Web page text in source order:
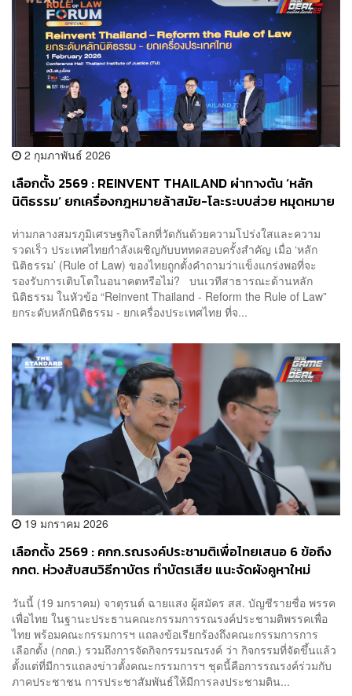
2 กุมภาพันธ์ 2026
เลือกตั้ง 2569 : REINVENT THAILAND ผ่าทางตัน ‘หลัก
นิติธรรม’ ยกเครื่องกฎหมายล้าสมัย-โละระบบส่วย หมุดหมาย
ท่ามกลางสมรภูมิเศรษฐกิจโลกที่วัดกันด้วยความโปร่งใสและความ
รวดเร็ว ประเทศไทยกำลังเผชิญกับบททดสอบครั้งสำคัญ เมื่อ ‘หลัก
นิติธรรม’ (Rule of Law) ของไทยถูกตั้งคำถามว่าแข็งแกร่งพอที่จะ
รองรับการเติบโตในอนาคตหรือไม่? บนเวทีสาธารณะด้านหลัก
นิติธรรม ในหัวข้อ “Reinvent Thailand - Reform the Rule of Law”
ยกระดับหลักนิติธรรม - ยกเครื่องประเทศไทย ที่จ...
19 มกราคม 2026
เลือกตั้ง 2569 : คกก.รณรงค์ประชามติเพื่อไทยเสนอ 6 ข้อถึง
กกต. ห่วงสับสนวิธีกาบัตร ทำบัตรเสีย แนะจัดผังคูหาใหม่
วันนี้ (19 มกราคม) จาตุรนต์ ฉายแสง ผู้สมัคร สส. บัญชีรายชื่อ พรรค
เพื่อไทย ในฐานะประธานคณะกรรมการรณรงค์ประชามติพรรคเพื่อ
ไทย พร้อมคณะกรรมการฯ แถลงข้อเรียกร้องถึงคณะกรรมการการ
เลือกตั้ง (กกต.) รวมถึงการจัดกิจกรรมรณรงค์ ว่า กิจกรรมที่จัดขึ้นแล้ว
ตั้งแต่ที่มีการแถลงข่าวตั้งคณะกรรมการฯ ชุดนี้คือการรณรงค์ร่วมกับ
ภาคประชาชน การประชาสัมพันธ์ให้มีการลงประชามติน...